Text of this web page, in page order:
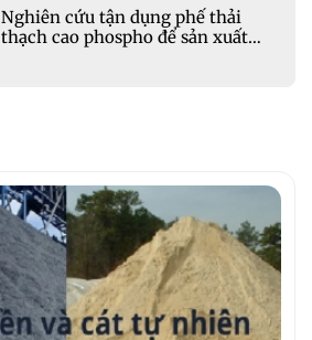
Nghiên cứu tận dụng phế thải
thạch cao phospho để sản xuất